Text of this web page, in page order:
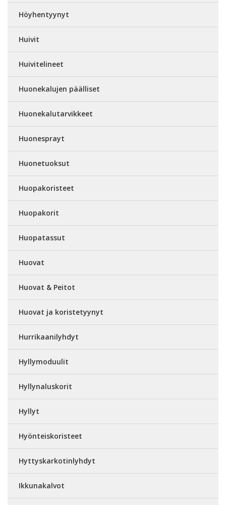
Höyhentyynyt
Huivit
Huivitelineet
Huonekalujen päälliset
Huonekalutarvikkeet
Huonesprayt
Huonetuoksut
Huopakoristeet
Huopakorit
Huopatassut
Huovat
Huovat & Peitot
Huovat ja koristetyynyt
Hurrikaanilyhdyt
Hyllymoduulit
Hyllynaluskorit
Hyllyt
Hyönteiskoristeet
Hyttyskarkotinlyhdyt
Ikkunakalvot